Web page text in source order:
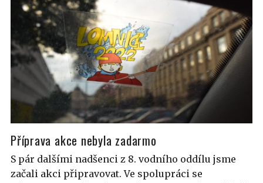
Příprava akce nebyla zadarmo
S pár dalšími nadšenci z 8. vodního oddílu jsme
začali akci připravovat. Ve spolupráci se